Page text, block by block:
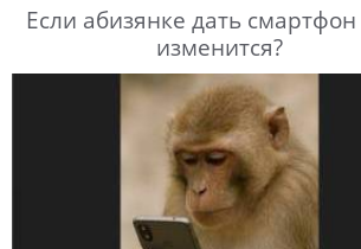
Если абизянке дать смартфон
изменится?